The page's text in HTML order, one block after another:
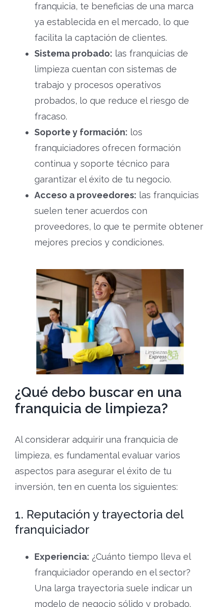
franquicia, te beneficias de una marca
ya establecida en el mercado, lo que
facilita la captación de clientes.
Sistema probado: las franquicias de
limpieza cuentan con sistemas de
trabajo y procesos operativos
probados, lo que reduce el riesgo de
fracaso.
Soporte y formación: los
franquiciadores ofrecen formación
continua y soporte técnico para
garantizar el éxito de tu negocio.
Acceso a proveedores: las franquicias
suelen tener acuerdos con
proveedores, lo que te permite obtener
mejores precios y condiciones.
¿Qué debo buscar en una
franquicia de limpieza?
Al considerar adquirir una franquicia de
limpieza, es fundamental evaluar varios
aspectos para asegurar el éxito de tu
inversión, ten en cuenta los siguientes:
1. Reputación y trayectoria del
franquiciador
Experiencia: ¿Cuánto tiempo lleva el
franquiciador operando en el sector?
Una larga trayectoria suele indicar un
modelo de negocio sólido y probado.